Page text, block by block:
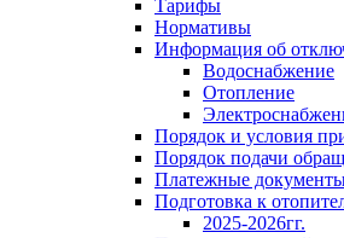
Тарифы
Нормативы
Информация об
Водоснабжение
Отопление
Порядок и условия
Порядок подачи
Платежные
Подготовка к
2025-2026гг.